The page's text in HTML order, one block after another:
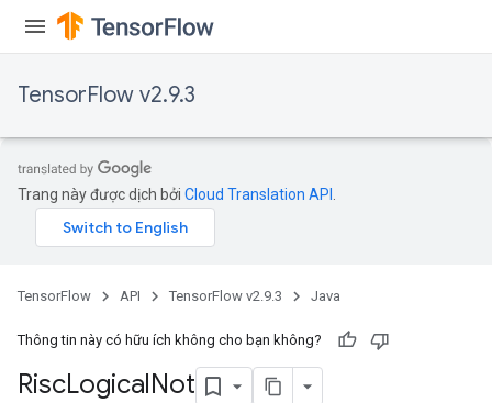
TensorFlow v2.9.3
Trang này được dịch bởi Cloud Translation API
TensorFlow API TensorFlow v2.9.3 Java
Thông tin này có hữu ích không cho bạn không?
RiscLogicalNot